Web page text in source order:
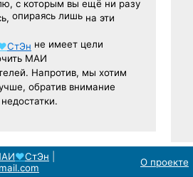
с которым вы ещё ни разу
опираясь лишь на эти
СтЭн не имеет цели
МАИ
Напротив, мы хотим
обратив внимание
♥СтЭн О проекте